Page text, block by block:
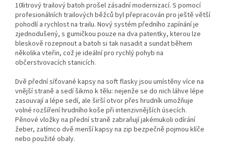
10litrový trailový batoh prošel zásadní modernizací. S pomocí
profesionálních trailových běžců byl přepracován pro ještě větší
pohodlí a rychlost na trailu. Nový systém předního zapínání je
zjednodušený, s gumičkou pouze na dva patentky, kterou lze
bleskově rozepnout a batoh si tak nasadit a sundat během
několika vteřin, což je ideální pro rychlý pohyb na
občerstvovacích stanicích.
Dvě přední síťované kapsy na soft flasky jsou umístěny více na
vnější straně a sedí šikmo k tělu: nejenže se do nich láhve lépe
zasouvají a lépe sedí, ale širší otvor přes hrudník umožňuje
volné rozšíření hrudního koše při intenzivnějších úsecích.
Pěnové vložky na přední straně zabraňují jakémukoli odírání
žeber, zatímco dvě menší kapsy na zip bezpečně pojmou klíče
nebo použité obaly.